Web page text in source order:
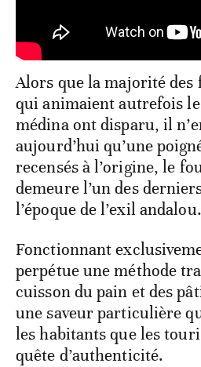
Alors que la majorité
qui animaient autrefois
médina ont disparu, il
aujourd’hui qu’une
recensés à l’origine, le
demeure l’un des
l’époque de l’exil andalou.
Fonctionnant
perpétue une méthode
cuisson du pain et des
une saveur particulière
les habitants que les
quête d’authenticité.